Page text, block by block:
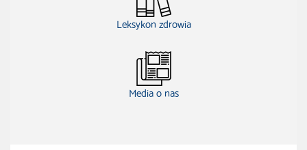
Leksykon zdrowia
Media o nas